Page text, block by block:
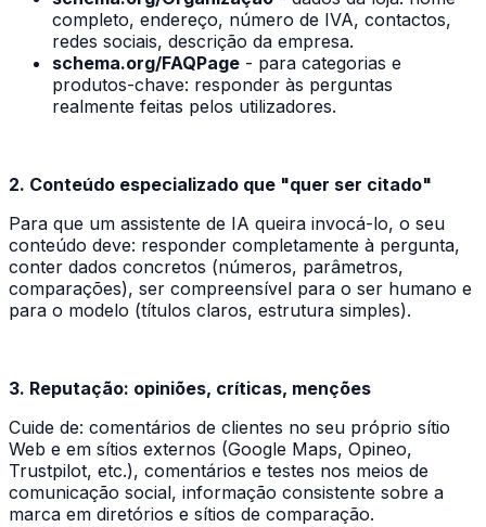
completo, endereço, número de IVA, contactos,
redes sociais, descrição da empresa.
schema.org/FAQPage - para categorias e
produtos-chave: responder às perguntas
realmente feitas pelos utilizadores.
2. Conteúdo especializado que "quer ser citado"
Para que um assistente de IA queira invocá-lo, o seu
conteúdo deve: responder completamente à pergunta,
conter dados concretos (números, parâmetros,
comparações), ser compreensível para o ser humano e
para o modelo (títulos claros, estrutura simples).
3. Reputação: opiniões, críticas, menções
Cuide de: comentários de clientes no seu próprio sítio
Web e em sítios externos (Google Maps, Opineo,
Trustpilot, etc.), comentários e testes nos meios de
comunicação social, informação consistente sobre a
marca em diretórios e sítios de comparação.